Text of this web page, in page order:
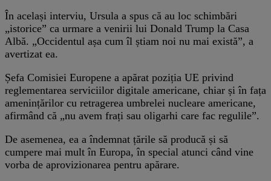
În același interviu, Ursula a spus că au loc schimbări
„istorice” ca urmare a venirii lui Donald Trump la Casa
Albă. „Occidentul așa cum îl știam noi nu mai există”, a
avertizat ea.
Șefa Comisiei Europene a apărat poziția UE privind
reglementarea serviciilor digitale americane, chiar și în fața
amenințărilor cu retragerea umbrelei nucleare americane,
afirmând că „nu avem frați sau oligarhi care fac regulile”.
De asemenea, ea a îndemnat țările să producă și să
cumpere mai mult în Europa, în special atunci când vine
vorba de aprovizionarea pentru apărare.